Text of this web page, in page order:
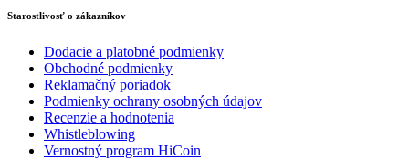
Starostlivosť o zákazníkov
Dodacie a platobné podmienky
Obchodné podmienky
Reklamačný poriadok
Podmienky ochrany osobných údajov
Recenzie a hodnotenia
Whistleblowing
Vernostný program HiCoin